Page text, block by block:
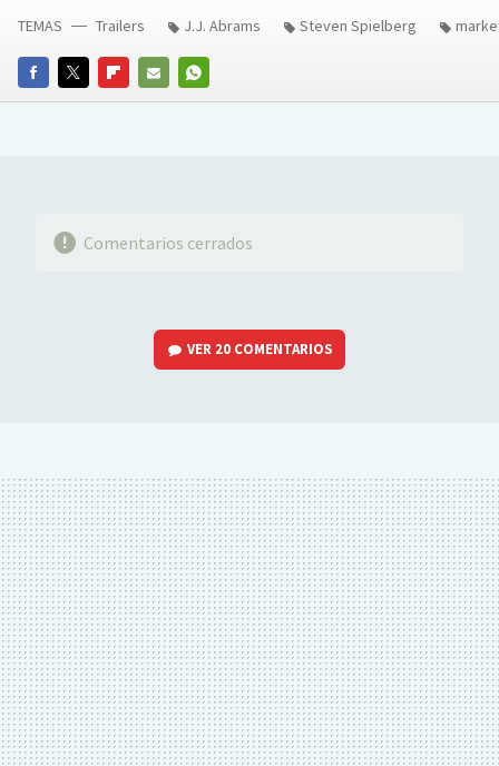
FACEBOOKTWITTERFLIPBOARD
E-
WHATSAPP
TEMAS Trailers J.J. Abrams Steven Spielberg
Comentarios cerrados
VER 20 COMENTARIOS